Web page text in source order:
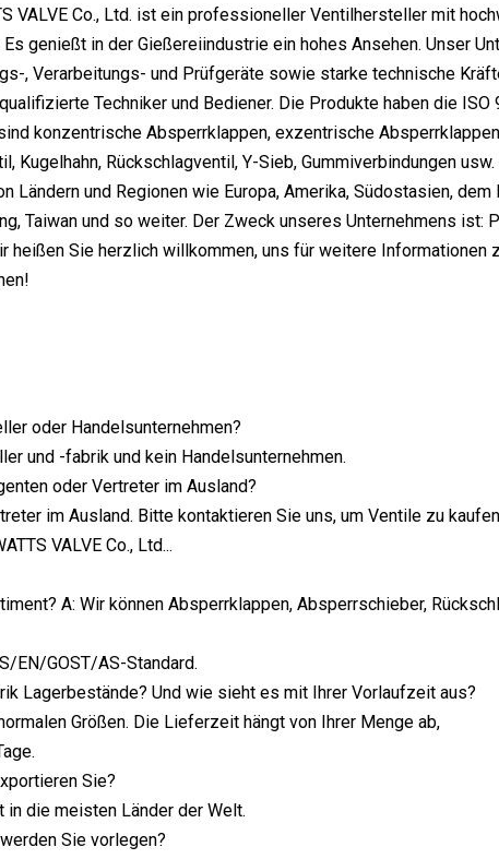
VALVE Co., Ltd. ist ein professioneller Ventilhersteller mit
genießt in der Gießereiindustrie ein hohes Ansehen. Unser
, Verarbeitungs- und Prüfgeräte sowie starke technische
Techniker und Bediener. Die Produkte haben die
konzentrische Absperrklappen, exzentrische
Kugelhahn, Rückschlagventil, Y-Sieb, Gummiverbindungen
Ländern und Regionen wie Europa, Amerika, Südostasien,
Taiwan und so weiter. Der Zweck unseres Unternehmens
heißen Sie herzlich willkommen, uns für weitere Informationen
oder Handelsunternehmen?
und -fabrik und kein Handelsunternehmen.
oder Vertreter im Ausland?
im Ausland. Bitte kontaktieren Sie uns, um Ventile zu kaufen
VALVE Co., Ltd...
A: Wir können Absperrklappen, Absperrschieber,
EN/GOST/AS-Standard.
Lagerbestände? Und wie sieht es mit Ihrer Vorlaufzeit aus?
Größen. Die Lieferzeit hängt von Ihrer Menge ab,
Sie?
in die meisten Länder der Welt.
Sie vorlegen?